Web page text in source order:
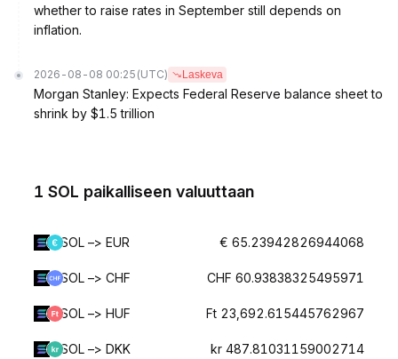
whether to raise rates in September still depends on
inflation.
2026-08-08 00:25 (UTC) Laskeva
Morgan Stanley: Expects Federal Reserve balance sheet to
shrink by $1.5 trillion
1 SOL paikalliseen valuuttaan
SOL –> EUR € 65.23942826944068
SOL –> CHF CHF 60.93838325495971
SOL –> HUF Ft 23,692.615445762967
SOL –> DKK kr 487.81031159002714